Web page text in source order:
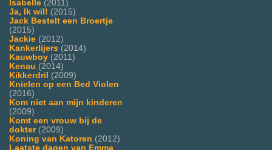
Isabelle (2011)
Ja, Ik wil! (2015)
Jack Bestelt een Broertje
(2015)
Jackie (2012)
Kankerlijers (2014)
Kauwboy (2011)
Kenau (2014)
Kikkerdril
(2009)
Knielen op een Bed Violen
(2016)
Kom niet aan mijn kinderen
(2009)
Komt een vrouw bij de
dokter(2009)
Koning van Katoren (2012)
Laatste dagen van Emma